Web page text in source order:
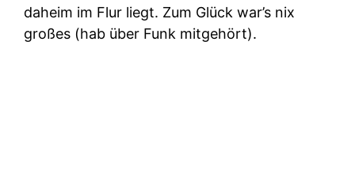
daheim im Flur liegt. Zum Glück war’s nix
großes (hab über Funk mitgehört).